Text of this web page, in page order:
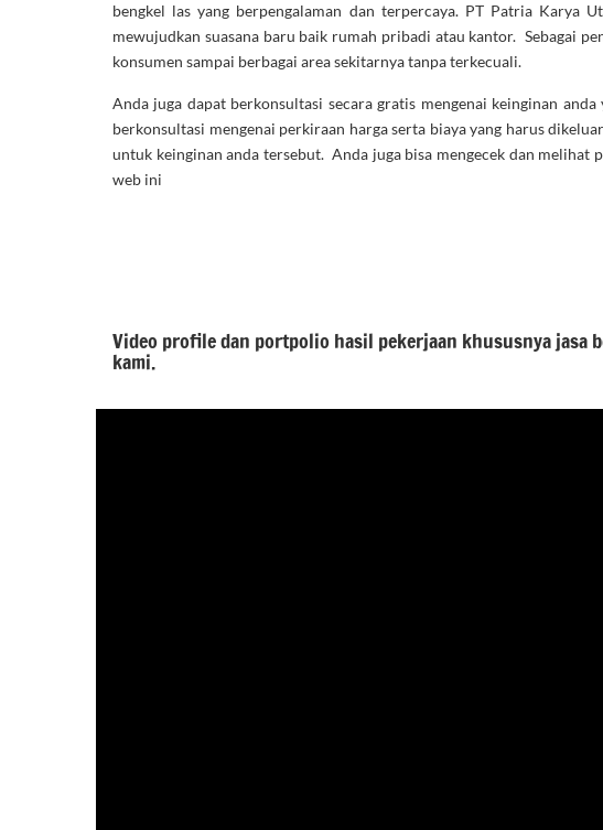
bengkel las yang berpengalaman dan terpercaya. PT Patria Karya
mewujudkan suasana baru baik rumah pribadi atau kantor. Sebagai
konsumen sampai berbagai area sekitarnya tanpa terkecuali.
Anda juga dapat berkonsultasi secara gratis mengenai keinginan
berkonsultasi mengenai perkiraan harga serta biaya yang harus
untuk keinginan anda tersebut. Anda juga bisa mengecek dan melihat
web ini
Video profile dan portpolio hasil pekerjaan khususnya jasa
kami.